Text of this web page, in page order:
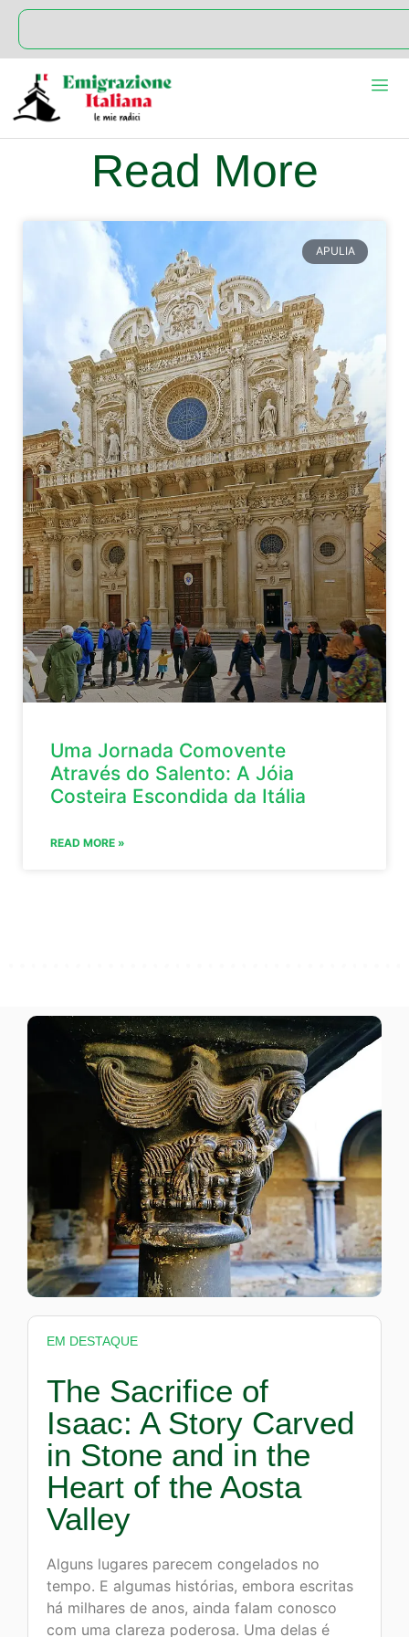
Read More
APULIA
Uma Jornada Comovente
Através do Salento: A Jóia
Costeira Escondida da Itália
READ MORE »
EM DESTAQUE
The Sacrifice of
Isaac: A Story Carved
in Stone and in the
Heart of the Aosta
Valley
Alguns lugares parecem congelados no
tempo. E algumas histórias, embora escritas
há milhares de anos, ainda falam conosco
com uma clareza poderosa. Uma delas é